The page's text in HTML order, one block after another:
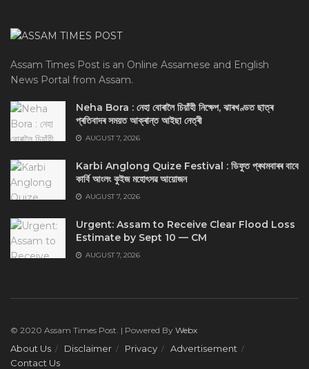
Assam Times Post is an Online Assamese and English
News Portal from Assam.
Neha Bora : নেহা বোৰালৈ চিয়াঁহী নিক্ষেপ, ঝাৰখণ্ডত ছাত্ৰ
প্ৰতিবাদৰ সময়ত আক্ৰান্ত আইছা নেত্ৰী
AUGUST 7, 2026
Karbi Anglong Quize Festival : ডিফুত প্ৰথমবাৰৰ বাবে
কাৰ্বি আংলং কুইজ মহোৎসৱ আয়োজন
AUGUST 7, 2026
Urgent: Assam to Receive Clear Flood Loss
Estimate by Sept 10 — CM
AUGUST 7, 2026
© 2020 Assam Times Post. | Powered By Webx
About Us Disclaimer Privacy
Advertisement
Contact Us